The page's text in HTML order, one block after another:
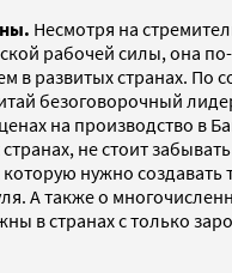
Несмотря на
рабочей силы, она
в развитых странах. По
безоговорочный
на производство в
не стоит
нужно создавать
А также о
в странах с только